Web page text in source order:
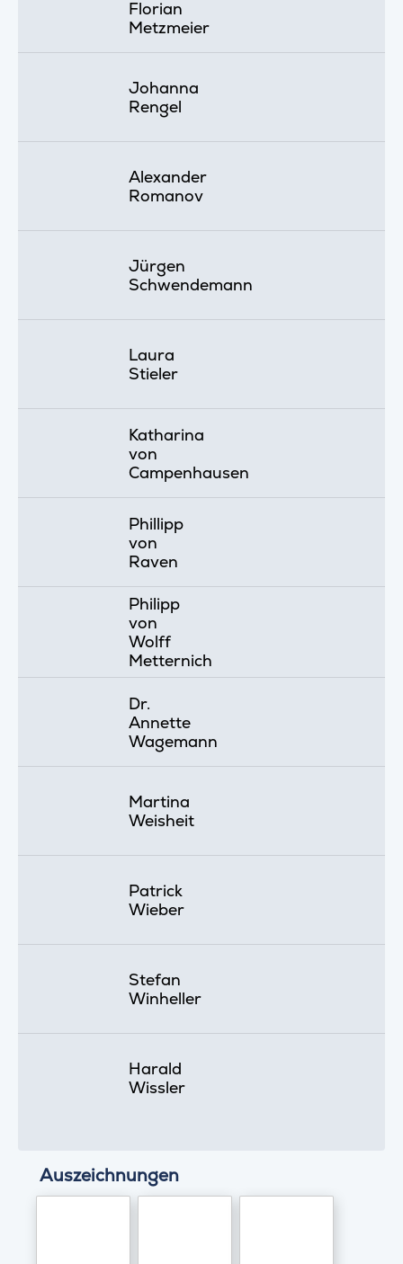
Florian
Metzmeier
Johanna
Rengel
Alexander
Romanov
Jürgen
Schwendemann
Laura
Stieler
Katharina
von
Campenhausen
Phillipp
von
Raven
Philipp
von
Wolff
Metternich
Dr.
Annette
Wagemann
Martina
Weisheit
Patrick
Wieber
Stefan
Winheller
Harald
Wissler
Auszeichnungen